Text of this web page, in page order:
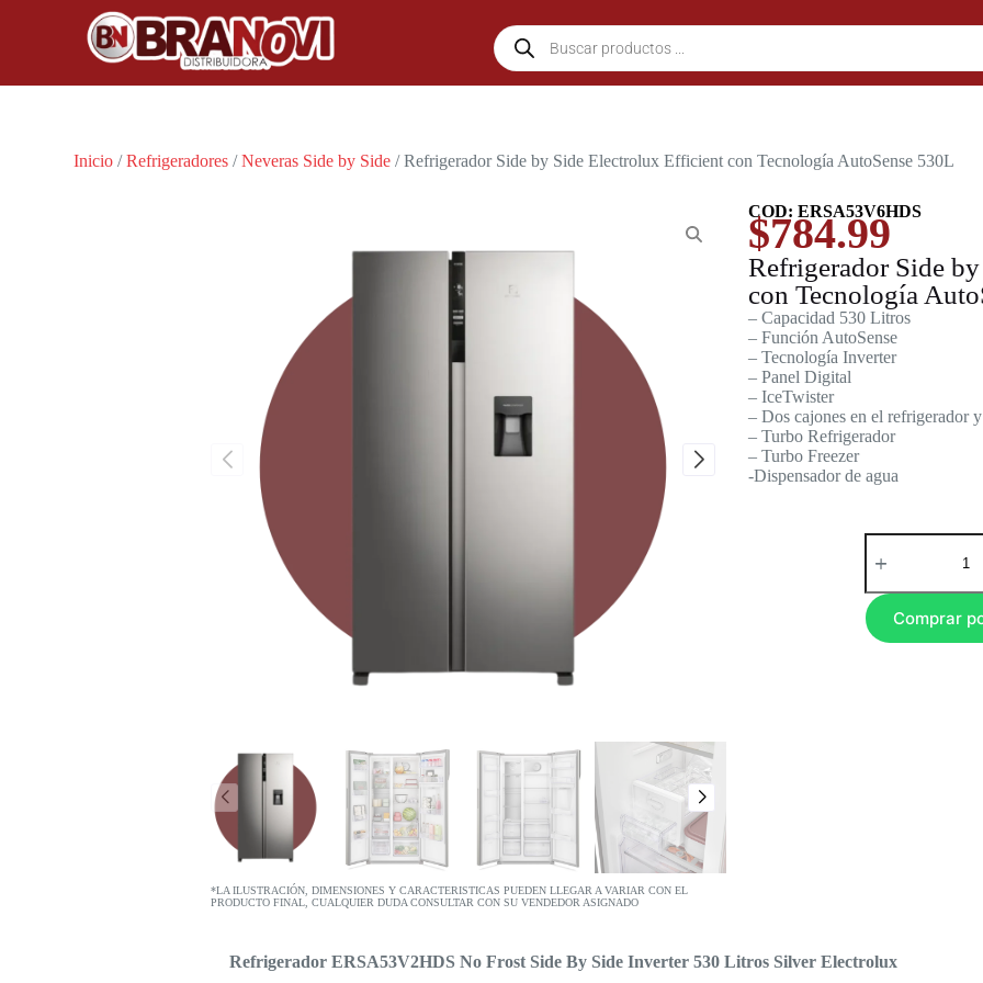
Inicio /Refrigeradores /Neveras Side by Side / Refrigerador Side by Side Electrolux Efficient con Tecnología AutoSense 530L
*LA ILUSTRACIÓN, DIMENSIONES Y CARACTERISTICAS PUEDEN LLEGAR A VARIAR CON EL
PRODUCTO FINAL, CUALQUIER DUDA CONSULTAR CON SU VENDEDOR ASIGNADO
COD: ERSA53V6HDS
$784.99
Refrigerador Side
con Tecnología
– Capacidad 530 Litros
– Función AutoSense
– Tecnología Inverter
– Panel Digital
– IceTwister
– Dos cajones en el refrigerador
– Turbo Refrigerador
– Turbo Freezer
-Dispensador de agua
Comprar
Refrigerador ERSA53V2HDS No Frost Side By Side Inverter 530 Litros Silver Electrolux